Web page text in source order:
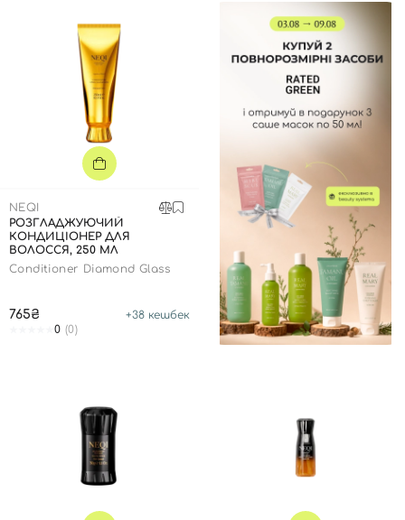
NEQI
РОЗГЛАДЖУЮЧИЙ
КОНДИЦІОНЕР ДЛЯ
ВОЛОССЯ, 250 МЛ
Conditioner Diamond Glass
765₴ +38 кешбек
0 (0)
Відправляючи форму для авторизації/реєстрації ви
приймаєте умови
Увійти за допомогою e-mail